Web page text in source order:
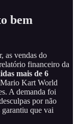
bem
as vendas do
financeiro da
mais de 6
Kart World
A demanda foi
por não
que vai